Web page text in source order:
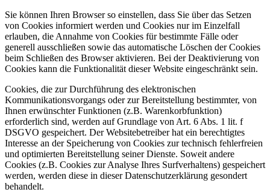
Sie können Ihren Browser so einstellen, dass Sie über das Setzen
von Cookies informiert werden und Cookies nur im Einzelfall
erlauben, die Annahme von Cookies für bestimmte Fälle oder
generell ausschließen sowie das automatische Löschen der Cookies
beim Schließen des Browser aktivieren. Bei der Deaktivierung von
Cookies kann die Funktionalität dieser Website eingeschränkt sein.
Cookies, die zur Durchführung des elektronischen
Kommunikationsvorgangs oder zur Bereitstellung bestimmter, von
Ihnen erwünschter Funktionen (z.B. Warenkorbfunktion)
erforderlich sind, werden auf Grundlage von Art. 6 Abs. 1 lit. f
DSGVO gespeichert. Der Websitebetreiber hat ein berechtigtes
Interesse an der Speicherung von Cookies zur technisch fehlerfreien
und optimierten Bereitstellung seiner Dienste. Soweit andere
Cookies (z.B. Cookies zur Analyse Ihres Surfverhaltens) gespeichert
werden, werden diese in dieser Datenschutzerklärung gesondert
behandelt.